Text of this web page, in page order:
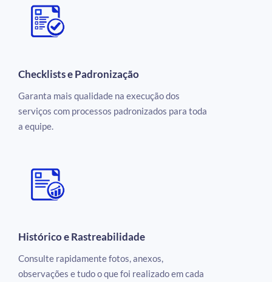
Checklists e Padronização
Garanta mais qualidade na execução dos
serviços com processos padronizados para toda
a equipe.
Histórico e Rastreabilidade
Consulte rapidamente fotos, anexos,
observações e tudo o que foi realizado em cada